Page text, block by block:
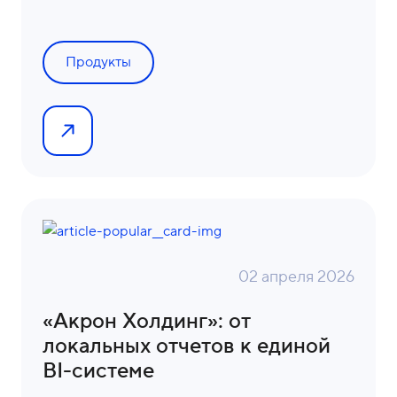
Продукты
02 апреля 2026
«Акрон Холдинг»: от
локальных отчетов к единой
BI-системе